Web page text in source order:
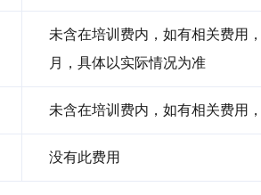
未含在培训费内，如有相关费用
月，具体以实际情况为准
未含在培训费内，如有相关费用
没有此费用